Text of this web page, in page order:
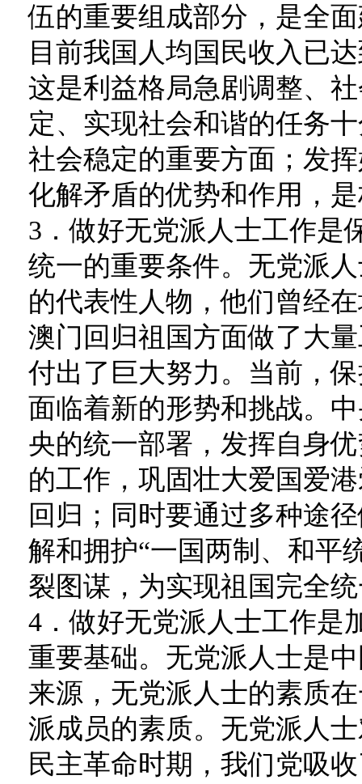
伍的重要组成部分，是全
目前我国人均国民收入已
这是利益格局急剧调整、
定、实现社会和谐的任务
社会稳定的重要方面；发
化解矛盾的优势和作用，
3．做好无党派人士工作是
统一的重要条件。无党派
的代表性人物，他们曾经
澳门回归祖国方面做了大
付出了巨大努力。当前，
面临着新的形势和挑战。
央的统一部署，发挥自身
的工作，巩固壮大爱国爱
回归；同时要通过多种途
解和拥护“一国两制、和平
裂图谋，为实现祖国完全
4．做好无党派人士工作是
重要基础。无党派人士是
来源，无党派人士的素质
派成员的素质。无党派人
民主革命时期，我们党吸